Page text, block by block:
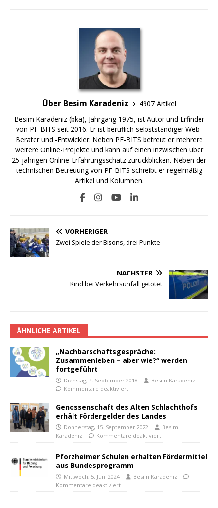
Über Besim Karadeniz
4907 Artikel
Besim Karadeniz (bka), Jahrgang 1975, ist Autor und Erfinder
von PF-BITS seit 2016. Er ist beruflich selbstständiger Web-
Berater und -Entwickler. Neben PF-BITS betreut er mehrere
weitere Online-Projekte und kann auf einen inzwischen über
25-jährigen Online-Erfahrungsschatz zurückblicken. Neben der
technischen Betreuung von PF-BITS schreibt er regelmäßig
Artikel und Kolumnen.
VORHERIGER
Zwei Spiele der Bisons, drei Punkte
NÄCHSTER
Kind bei Verkehrsunfall getötet
ÄHNLICHE ARTIKEL
„Nachbarschaftsgespräche:
Zusammenleben – aber wie?“ werden
fortgeführt
Dienstag, 4. September 2018
Besim Karadeniz
Kommentare deaktiviert
Genossenschaft des Alten Schlachthofs
erhält Fördergelder des Landes
Donnerstag, 15. September 2022
Besim
Karadeniz
Kommentare deaktiviert
Pforzheimer Schulen erhalten Fördermittel
aus Bundesprogramm
Mittwoch, 5. Juni 2024
Besim Karadeniz
Kommentare deaktiviert